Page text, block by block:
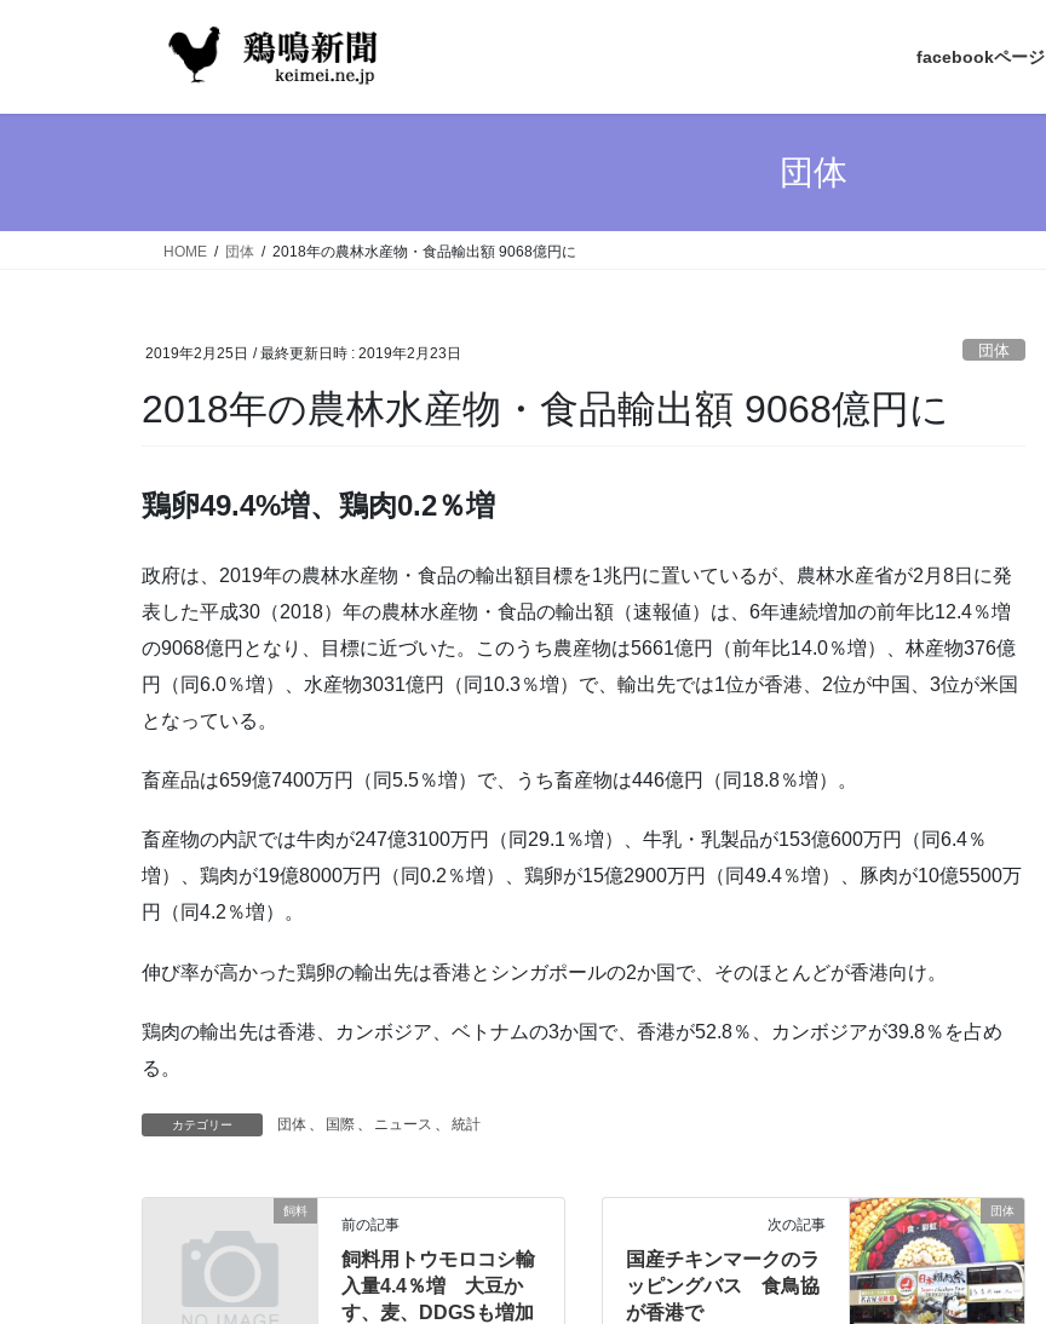
facebookページ
団体
HOME 団体 2018年の農林水産物・食品輸出額 9068億円に
2019年2月25日 / 最終更新日時 : 2019年2月23日 団体
2018年の農林水産物・食品輸出額 9068億円に
鶏卵49.4%増、鶏肉0.2％増
政府は、2019年の農林水産物・食品の輸出額目標を1兆円に置いているが、農林水産省が2月8日に発
表した平成30（2018）年の農林水産物・食品の輸出額（速報値）は、6年連続増加の前年比12.4％増
の9068億円となり、目標に近づいた。このうち農産物は5661億円（前年比14.0％増）、林産物376億
円（同6.0％増）、水産物3031億円（同10.3％増）で、輸出先では1位が香港、2位が中国、3位が米国
となっている。
畜産品は659億7400万円（同5.5％増）で、うち畜産物は446億円（同18.8％増）。
畜産物の内訳では牛肉が247億3100万円（同29.1％増）、牛乳・乳製品が153億600万円（同6.4％
増）、鶏肉が19億8000万円（同0.2％増）、鶏卵が15億2900万円（同49.4％増）、豚肉が10億5500万
円（同4.2％増）。
伸び率が高かった鶏卵の輸出先は香港とシンガポールの2か国で、そのほとんどが香港向け。
鶏肉の輸出先は香港、カンボジア、ベトナムの3か国で、香港が52.8％、カンボジアが39.8％を占め
る。
カテゴリー 団体 、 国際 、 ニュース 、 統計
飼料
前の記事
飼料用トウモロコシ輸
入量4.4％増 大豆か
す、麦、DDGSも増加
団体
次の記事
国産チキンマークのラ
ッピングバス 食鳥協
が香港で